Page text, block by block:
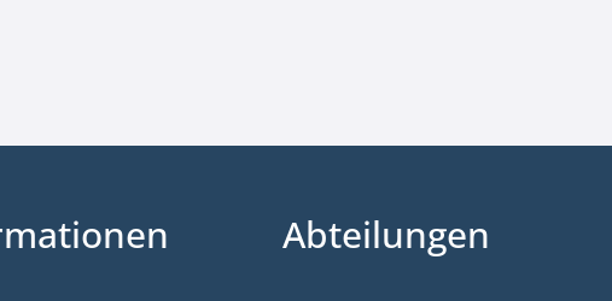
Abteilungen